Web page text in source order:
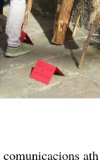
ath